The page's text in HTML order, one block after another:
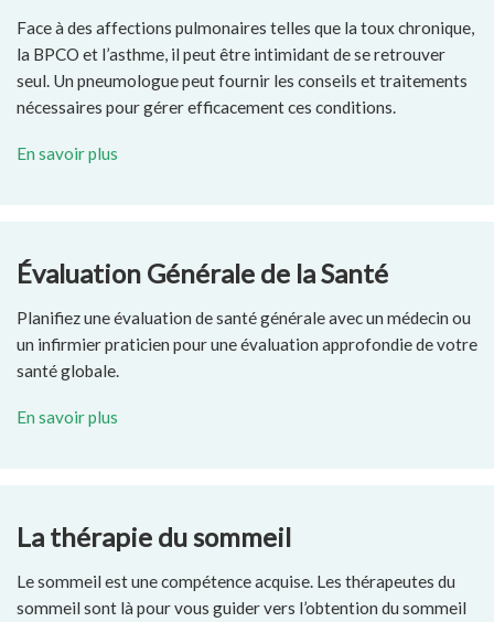
Face à des affections pulmonaires telles que la toux chronique,
la BPCO et l’asthme, il peut être intimidant de se retrouver
seul. Un pneumologue peut fournir les conseils et traitements
nécessaires pour gérer efficacement ces conditions.
En savoir plus
Évaluation Générale de la Santé
Planifiez une évaluation de santé générale avec un médecin ou
un infirmier praticien pour une évaluation approfondie de votre
santé globale.
En savoir plus
La thérapie du sommeil
Le sommeil est une compétence acquise. Les thérapeutes du
sommeil sont là pour vous guider vers l’obtention du sommeil